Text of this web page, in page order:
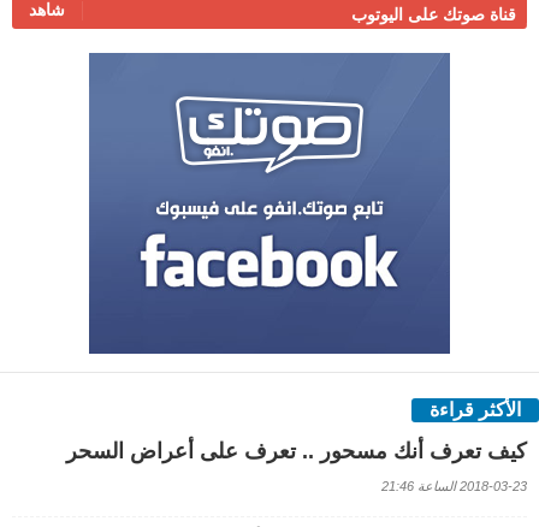
قناة صوتك على اليوتوب شاهد
الأكثر قراءة
كيف تعرف أنك مسحور .. تعرف على أعراض السحر
2018-03-23 الساعة 21:46